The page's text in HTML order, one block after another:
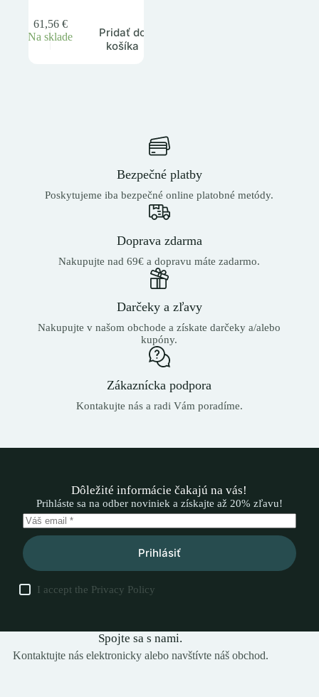
61,56 €
Na sklade
Pridať do
košíka
Bezpečné platby
Poskytujeme iba bezpečné online platobné metódy.
Doprava zdarma
Nakupujte nad 69€ a dopravu máte zadarmo.
Darčeky a zľavy
Nakupujte v našom obchode a získate darčeky a/alebo
kupóny.
Zákaznícka podpora
Kontakujte nás a radi Vám poradíme.
Dôležité informácie čakajú na vás!
Prihláste sa na odber noviniek a získajte až 20% zľavu!
Prihlásiť
I accept the Privacy Policy
Spojte sa s nami.
Kontaktujte nás elektronicky alebo navštívte náš obchod.